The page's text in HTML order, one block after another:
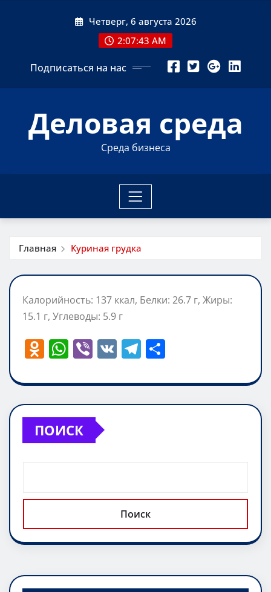
Четверг, 6 августа 2026
2:07:44 AM
Подписаться на нас
Деловая среда
Среда бизнеса
Главная Куриная грудка
Калорийность: 137 ккал, Белки: 26.7 г, Жиры:
15.1 г, Углеводы: 5.9 г
O
n
o
kl
a
ki
W
at
s
A
p
Vi
er
V T
e
gr
п
р
ь
ПОИСК
Поиск